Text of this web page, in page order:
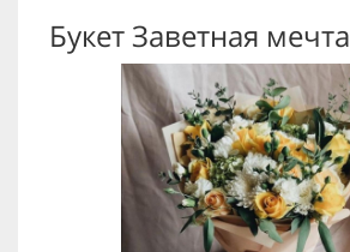
Букет Заветная мечта